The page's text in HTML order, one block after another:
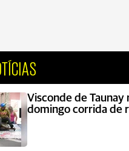
Visconde de Taunay
domingo corrida de